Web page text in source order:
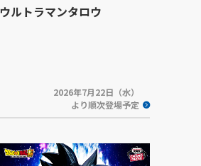
ウルトラマンタロウ
2026年7月22日（水）
より順次登場予定